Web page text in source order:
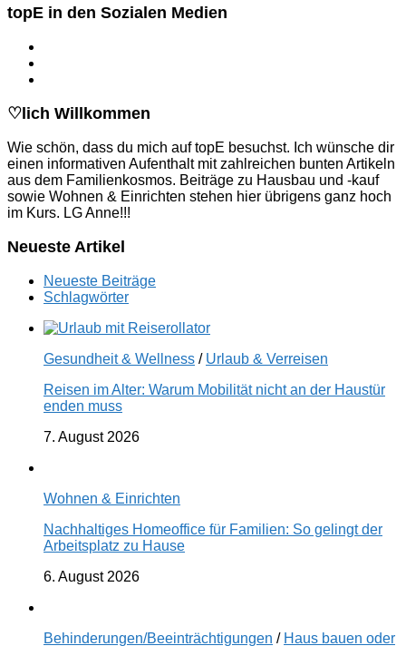
topE in den Sozialen Medien
♡lich Willkommen
Wie schön, dass du mich auf topE besuchst. Ich wünsche dir
einen informativen Aufenthalt mit zahlreichen bunten Artikeln
aus dem Familienkosmos. Beiträge zu Hausbau und -kauf
sowie Wohnen & Einrichten stehen hier übrigens ganz hoch
im Kurs. LG Anne!!!
Neueste Artikel
Neueste Beiträge
Schlagwörter
Gesundheit & Wellness / Urlaub & Verreisen
Reisen im Alter: Warum Mobilität nicht an der Haustür
enden muss
7. August 2026
Wohnen & Einrichten
Nachhaltiges Homeoffice für Familien: So gelingt der
Arbeitsplatz zu Hause
6. August 2026
Behinderungen/Beeinträchtigungen / Haus bauen oder